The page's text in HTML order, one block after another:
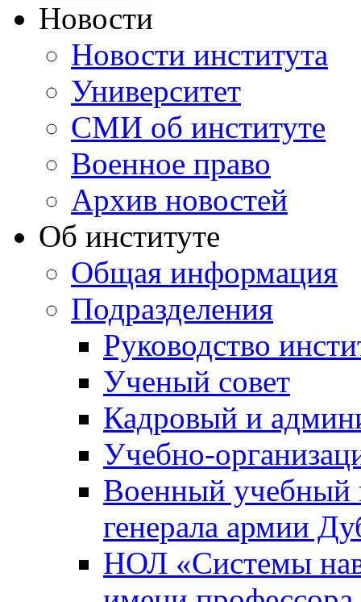
Новости
Новости института
Университет
СМИ об институте
Военное право
Архив новостей
Об институте
Общая информация
Подразделения
Руководство
Ученый совет
Кадровый и
Учебно-
Военный учебный
генерала армии
НОЛ «Системы